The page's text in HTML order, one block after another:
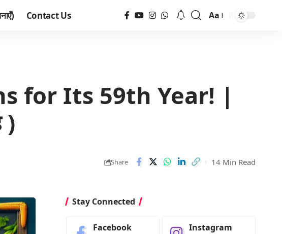
Contact Us Aa
for Its 59th Year! |
)
Share 14 Min Read
Stay Connected
Facebook Instagram